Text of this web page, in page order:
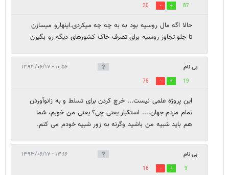
87
20
حالا اگه مال روسیه بود به به چه چه میکردی.اینهارو میسازن
تا جلو تجاوز روسیه برای تصرف خاک کشورهای دیگه رو بگیرن
بی نام ۱۰:۵۶ - ۱۳۹۳/۰۶/۱۷
19
75
این پروژه علمی نیست... خرچ کردن برای تسلط و به زانوآوردن
تمام مردم جهان.... استکبار یعنی چی؟ یعنی من خوبم، شما
هم باید شبیه من باشید وگرنه به زور شبیه خودم می کنم.
بی نام ۱۳:۱۶ - ۱۳۹۳/۰۶/۱۷
9
16